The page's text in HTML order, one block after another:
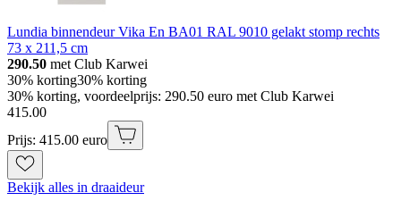
Lundia binnendeur Vika En BA01 RAL 9010 gelakt stomp rechts
73 x 211,5 cm
290.50 met Club Karwei
30% korting30% korting
30% korting, voordeelprijs: 290.50 euro met Club Karwei
415.00
Prijs: 415.00 euro
Bekijk alles in draaideur